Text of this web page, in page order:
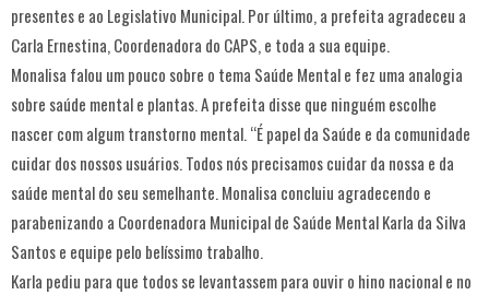
presentes e ao Legislativo Municipal. Por último, a prefeita agradeceu a
Carla Ernestina, Coordenadora do CAPS, e toda a sua equipe.
Monalisa falou um pouco sobre o tema Saúde Mental e fez uma analogia
sobre saúde mental e plantas. A prefeita disse que ninguém escolhe
nascer com algum transtorno mental. “É papel da Saúde e da comunidade
cuidar dos nossos usuários. Todos nós precisamos cuidar da nossa e da
saúde mental do seu semelhante. Monalisa concluiu agradecendo e
parabenizando a Coordenadora Municipal de Saúde Mental Karla da Silva
Santos e equipe pelo belíssimo trabalho.
Karla pediu para que todos se levantassem para ouvir o hino nacional e no